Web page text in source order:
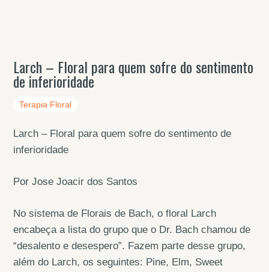
Larch – Floral para quem sofre do sentimento
de inferioridade
Terapia Floral
Larch – Floral para quem sofre do sentimento de
inferioridade
Por Jose Joacir dos Santos
No sistema de Florais de Bach, o floral Larch
encabeça a lista do grupo que o Dr. Bach chamou de
“desalento e desespero”. Fazem parte desse grupo,
além do Larch, os seguintes: Pine, Elm, Sweet